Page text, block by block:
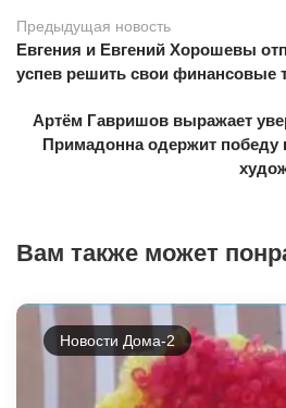
Предыдущая новость
Евгения и Евгений Хорошевы
успев решить свои финансовые
Артём Гавришов выражает
Примадонна одержит победу
Вам также может
Новости Дома-2